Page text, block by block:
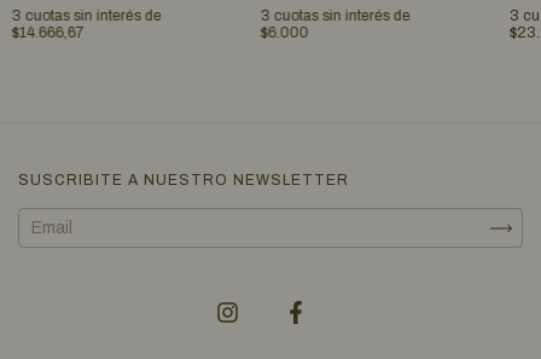
3 cuotas sin interés de
$14.666,67
3 cuotas sin interés de
$6.000
3
SUSCRIBITE A NUESTRO NEWSLETTER